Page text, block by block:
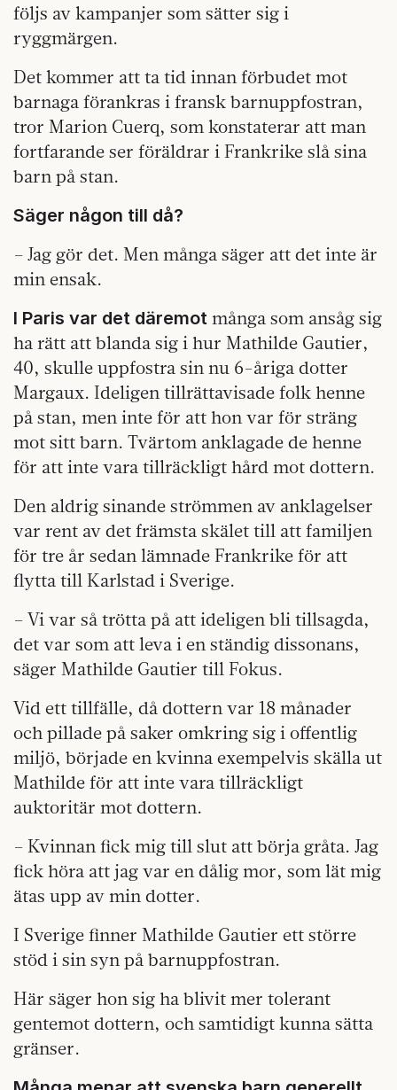
följs av kampanjer som sätter sig i
ryggmärgen.
Det kommer att ta tid innan förbudet mot
barnaga förankras i fransk barnuppfostran,
tror Marion Cuerq, som konstaterar att man
fortfarande ser föräldrar i Frankrike slå sina
barn på stan.
Säger någon till då?
– Jag gör det. Men många säger att det inte är
min ensak.
I Paris var det däremot många som ansåg sig
ha rätt att blanda sig i hur Mathilde Gautier,
40, skulle uppfostra sin nu 6-åriga dotter
Margaux. Ideligen tillrättavisade folk henne
på stan, men inte för att hon var för sträng
mot sitt barn. Tvärtom anklagade de henne
för att inte vara tillräckligt hård mot dottern.
Den aldrig sinande strömmen av anklagelser
var rent av det främsta skälet till att familjen
för tre år sedan lämnade Frankrike för att
flytta till Karlstad i Sverige.
– Vi var så trötta på att ideligen bli tillsagda,
det var som att leva i en ständig ­dissonans,
säger Mathilde Gautier till Fokus.
Vid ett tillfälle, då dottern var 18 månader
och pillade på saker omkring sig i offentlig
miljö, började en kvinna exempelvis skälla ut
Mathilde för att inte vara tillräckligt
auktoritär mot dottern.
– Kvinnan fick mig till slut att börja gråta. Jag
fick höra att jag var en dålig mor, som lät mig
ätas upp av min dotter.
I Sverige finner Mathilde Gautier ett större
stöd i sin syn på barnuppfostran.
Här säger hon sig ha blivit mer tolerant
gentemot dottern, och samtidigt kunna sätta
gränser.